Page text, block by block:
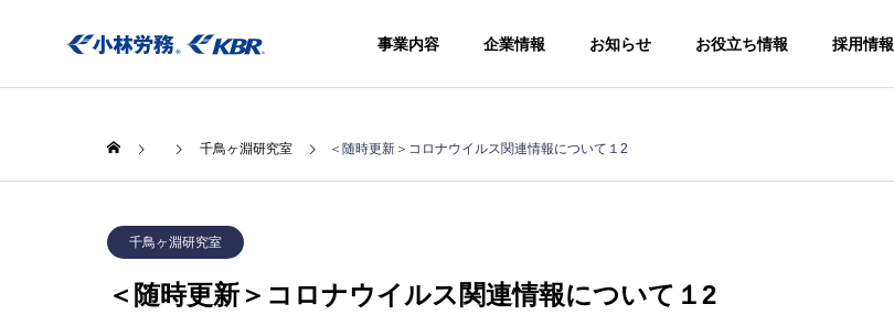
事業内容 企業情報 お知らせ お役立ち情報 採用情報
事業内容
社会保険手続
千鳥ヶ淵研究室 ＜随時更新＞コロナウイルス関連情報について１2
千鳥ヶ淵研究室
＜随時更新＞コロナウイルス関連情報について１2